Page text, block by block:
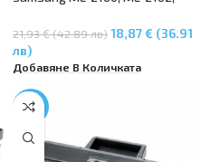
SCX-3400F, SCX3-400FW, SCX-
3405F, SCX-3405FW
21,93 € (42.89 лв)18,87 € (36.91
лв)
Добавяне В Количката
-44%